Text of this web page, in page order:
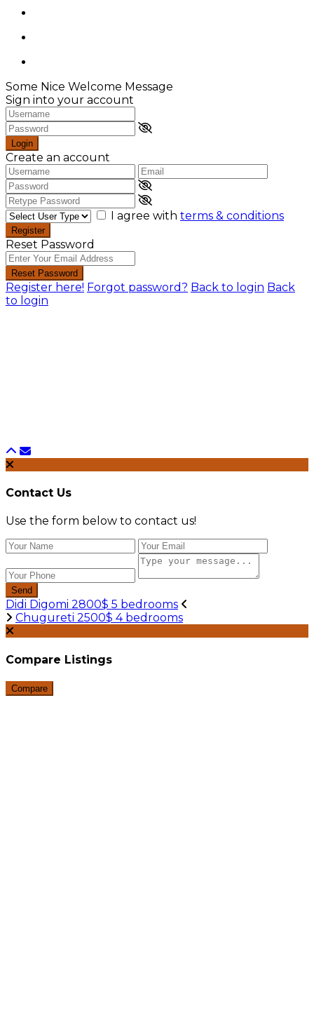
Some Nice Welcome Message
Sign into your account
Login
Create an account
I agree with terms & conditions
Register
Reset Password
Reset Password
Register here! Forgot password? Back to login Back
to login
Contact Us
Use the form below to contact us!
Send
Didi Digomi 2800$ 5 bedrooms
Chugureti 2500$ 4 bedrooms
Compare Listings
Compare